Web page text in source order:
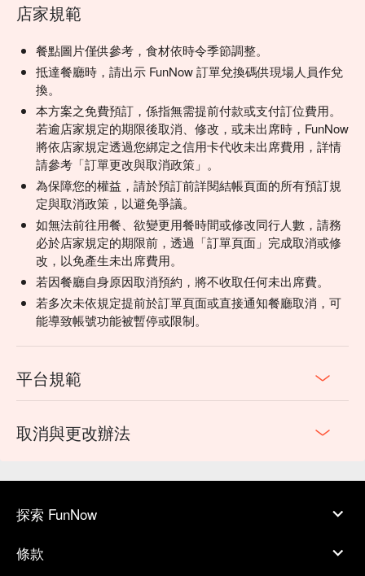
店家規範
餐點圖片僅供參考，食材依時令季節調整。
抵達餐廳時，請出示 FunNow 訂單兌換碼供現場人員作兌
換。
本方案之免費預訂，係指無需提前付款或支付訂位費用。
若逾店家規定的期限後取消、修改，或未出席時，FunNow
將依店家規定透過您綁定之信用卡代收未出席費用，詳情
請參考「訂單更改與取消政策」。
為保障您的權益，請於預訂前詳閱結帳頁面的所有預訂規
定與取消政策，以避免爭議。
如無法前往用餐、欲變更用餐時間或修改同行人數，請務
必於店家規定的期限前，透過「訂單頁面」完成取消或修
改，以免產生未出席費用。
若因餐廳自身原因取消預約，將不收取任何未出席費。
若多次未依規定提前於訂單頁面或直接通知餐廳取消，可
能導致帳號功能被暫停或限制。
平台規範
取消與更改辦法
探索 FunNow
條款